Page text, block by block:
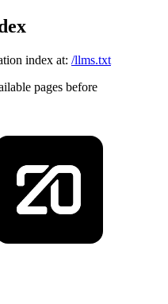
index at: /llms.txt
pages before